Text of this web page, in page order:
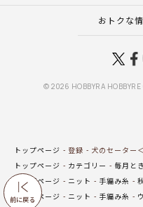
前に戻る
おトクな
© 2026 HOBBYRA
トップページ 登録
犬のセーター
トップページ
カテゴリー 毎月と
トップページ
ニット 手編み糸
トップページ
ニット 手編み糸